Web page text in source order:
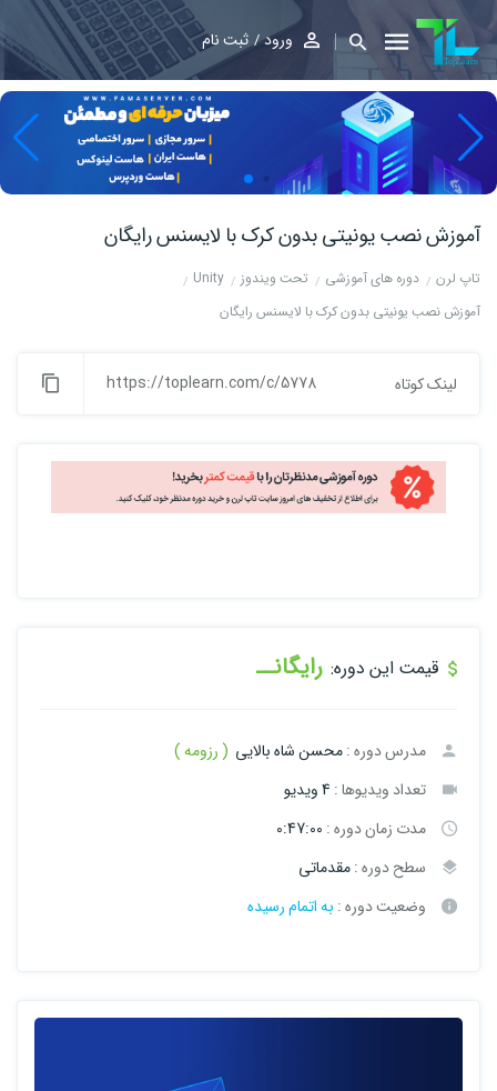
ورود ثبت نام
آموزش نصب یونیتی بدون کرک با لایسنس رایگان
تاپ لرن دوره های آموزشی تحت ویندوز
Unity
آموزش نصب یونیتی بدون کرک با لایسنس رایگان
لینک کوتاه https://toplearn.com/c/5778
قیمت این دوره: رایگانــ
مدرس دوره :محسن شاه بالایی ( رزومه )
تعداد ویدیوها : 4 ویدیو
مدت زمان دوره : 0:47:00
سطح دوره :مقدماتی
وضعیت دوره : به اتمام رسیده